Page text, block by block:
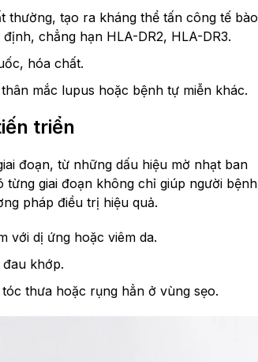
thường, tạo ra kháng thể tấn công tế bào
chẳng hạn HLA-DR2, HLA-DR3.
hóa chất.
mắc lupus hoặc bệnh tự miễn khác.
triển
đoạn, từ những dấu hiệu mờ nhạt ban
từng giai đoạn không chỉ giúp người bệnh
pháp điều trị hiệu quả.
với dị ứng hoặc viêm da.
đau khớp.
thưa hoặc rụng hẳn ở vùng sẹo.